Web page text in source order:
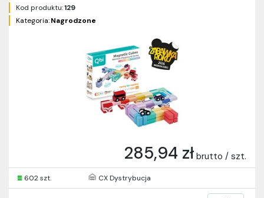
Kod produktu:129
Kategoria:Nagrodzone
285,94 zł brutto / szt.
602 szt. CX Dystrybucja